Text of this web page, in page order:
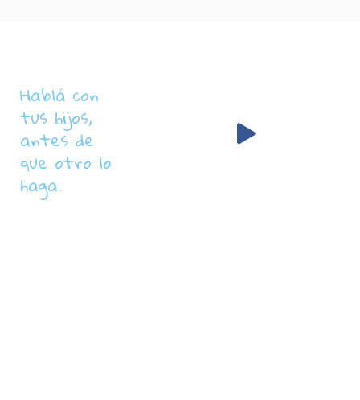
Hablá con
tus hijos,
antes de
que otro lo
haga.